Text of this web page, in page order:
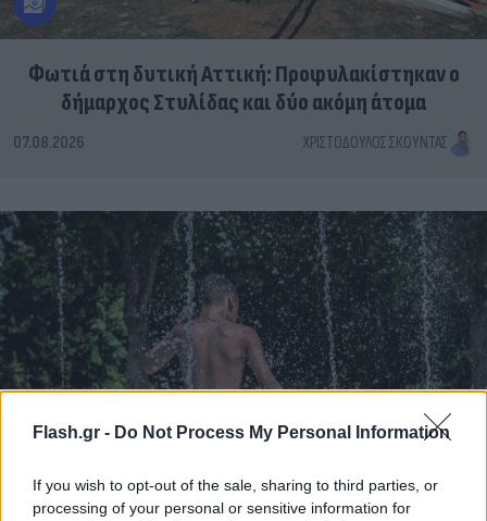
Flash.gr - Do Not Process My Personal Information
If you wish to opt-out of the sale, sharing to third parties, or
processing of your personal or sensitive information for
Φωτιά στη δυτική Αττική: Προφυλακίστηκαν ο
δήμαρχος Στυλίδας και δύο ακόμη άτομα
07.08.2026 ΧΡΙΣΤΌΔΟΥΛΟΣ ΣΚΟΎΝΤΑΣ